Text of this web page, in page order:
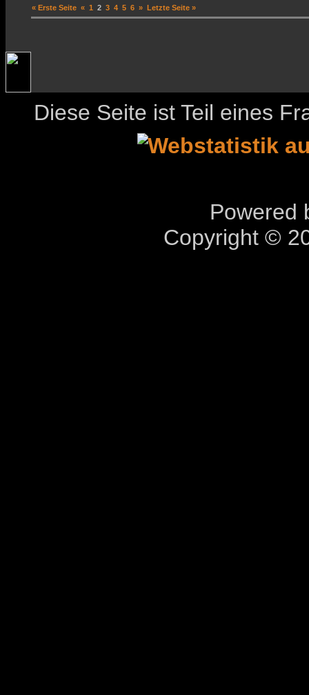
« Erste Seite « 1 2 3 4 5 6 » Letzte Seite »
Diese Seite ist Teil eines
Powered
Copyright ©